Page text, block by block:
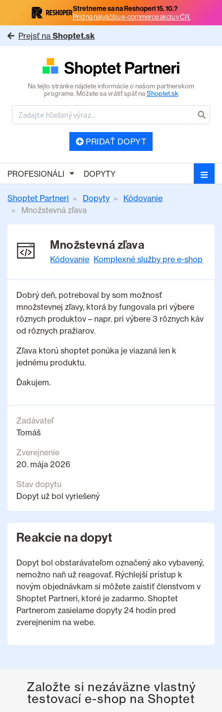
Stretneme sa na Reshoperi 15. 10.?
Príď na najväčšiu e-commerce akciu v ČR.
Prejsť na Shoptet.sk
Na tejto stránke nájdete informácie o našom partnerskom
programe. Môžete sa vrátiť späť naShoptet.sk
PRIDAŤ DOPYT
PROFESIONÁLI DOPYTY
Shoptet Partneri Dopyty
Kódovanie
Množstevná zľava
Množstevná zľava
Kódovanie Komplexné služby pre e-shop
Dobrý deň, potreboval by som možnosť
množstevnej zľavy, ktorá by fungovala pri výbere
rôznych produktov – napr. pri výbere 3 rôznych káv
od rôznych pražiarov.
Zľava ktorú shoptet ponúka je viazaná len k
jednému produktu.
Ďakujem.
Zadávateľ
Tomáš
Zverejnenie
20. mája 2026
Stav dopytu
Dopyt už bol vyriešený
Reakcie na dopyt
Dopyt bol obstarávateľom označený ako vybavený,
nemožno naň už reagovať. Rýchlejší prístup k
novým objednávkam si môžete zaistiť členstvom v
Shoptet Partneri, ktoré je zadarmo. Shoptet
Partnerom zasielame dopyty 24 hodín pred
zverejnením na webe.
Založte si nezáväzne vlastný
testovací e-shop na Shoptet